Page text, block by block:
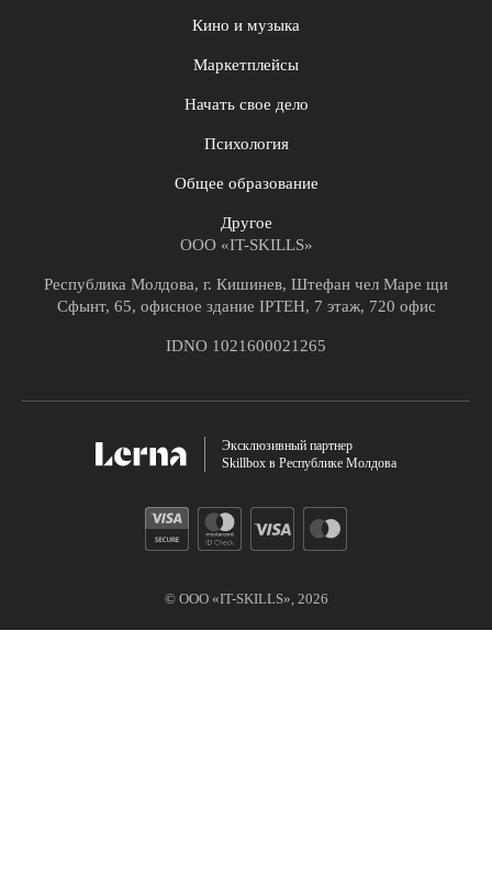
Кино и музыка
Маркетплейсы
Начать свое дело
Психология
Общее образование
Другое
ООО «IT-SKILLS»
Республика Молдова, г. Кишинев, Штефан чел Маре щи
Сфынт, 65, офисное здание IPTEH, 7 этаж, 720 офис
IDNO 1021600021265
Эксклюзивный партнер
Skillbox в Республике Молдова
© ООО «IT-SKILLS», 2026